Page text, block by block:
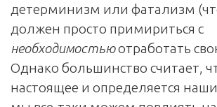
детерминизм или фатализм
должен просто примиритьcя с
необходимостьюотработать
Однако большинство считает,
настоящее и определяется